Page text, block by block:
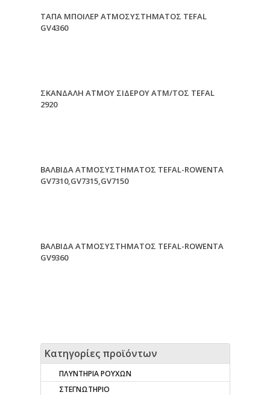
ΤΑΠΑ ΜΠΟΙΛΕΡ ΑΤΜΟΣΥΣΤΗΜΑΤΟΣ TEFAL
GV4360
ΣΚΑΝΔΑΛΗ ΑΤΜΟΥ ΣΙΔΕΡΟΥ ΑΤΜ/ΤΟΣ TEFAL
2920
ΒΑΛΒΙΔΑ ΑΤΜΟΣΥΣΤΗΜΑΤΟΣ TEFAL-ROWENTA
GV7310,GV7315,GV7150
ΒΑΛΒΙΔΑ ΑΤΜΟΣΥΣΤΗΜΑΤΟΣ TEFAL-ROWENTA
GV9360
Κατηγορίες προϊόντων
ΠΛΥΝΤΗΡΙΑ ΡΟΥΧΩΝ
ΣΤΕΓΝΩΤΗΡΙΟ